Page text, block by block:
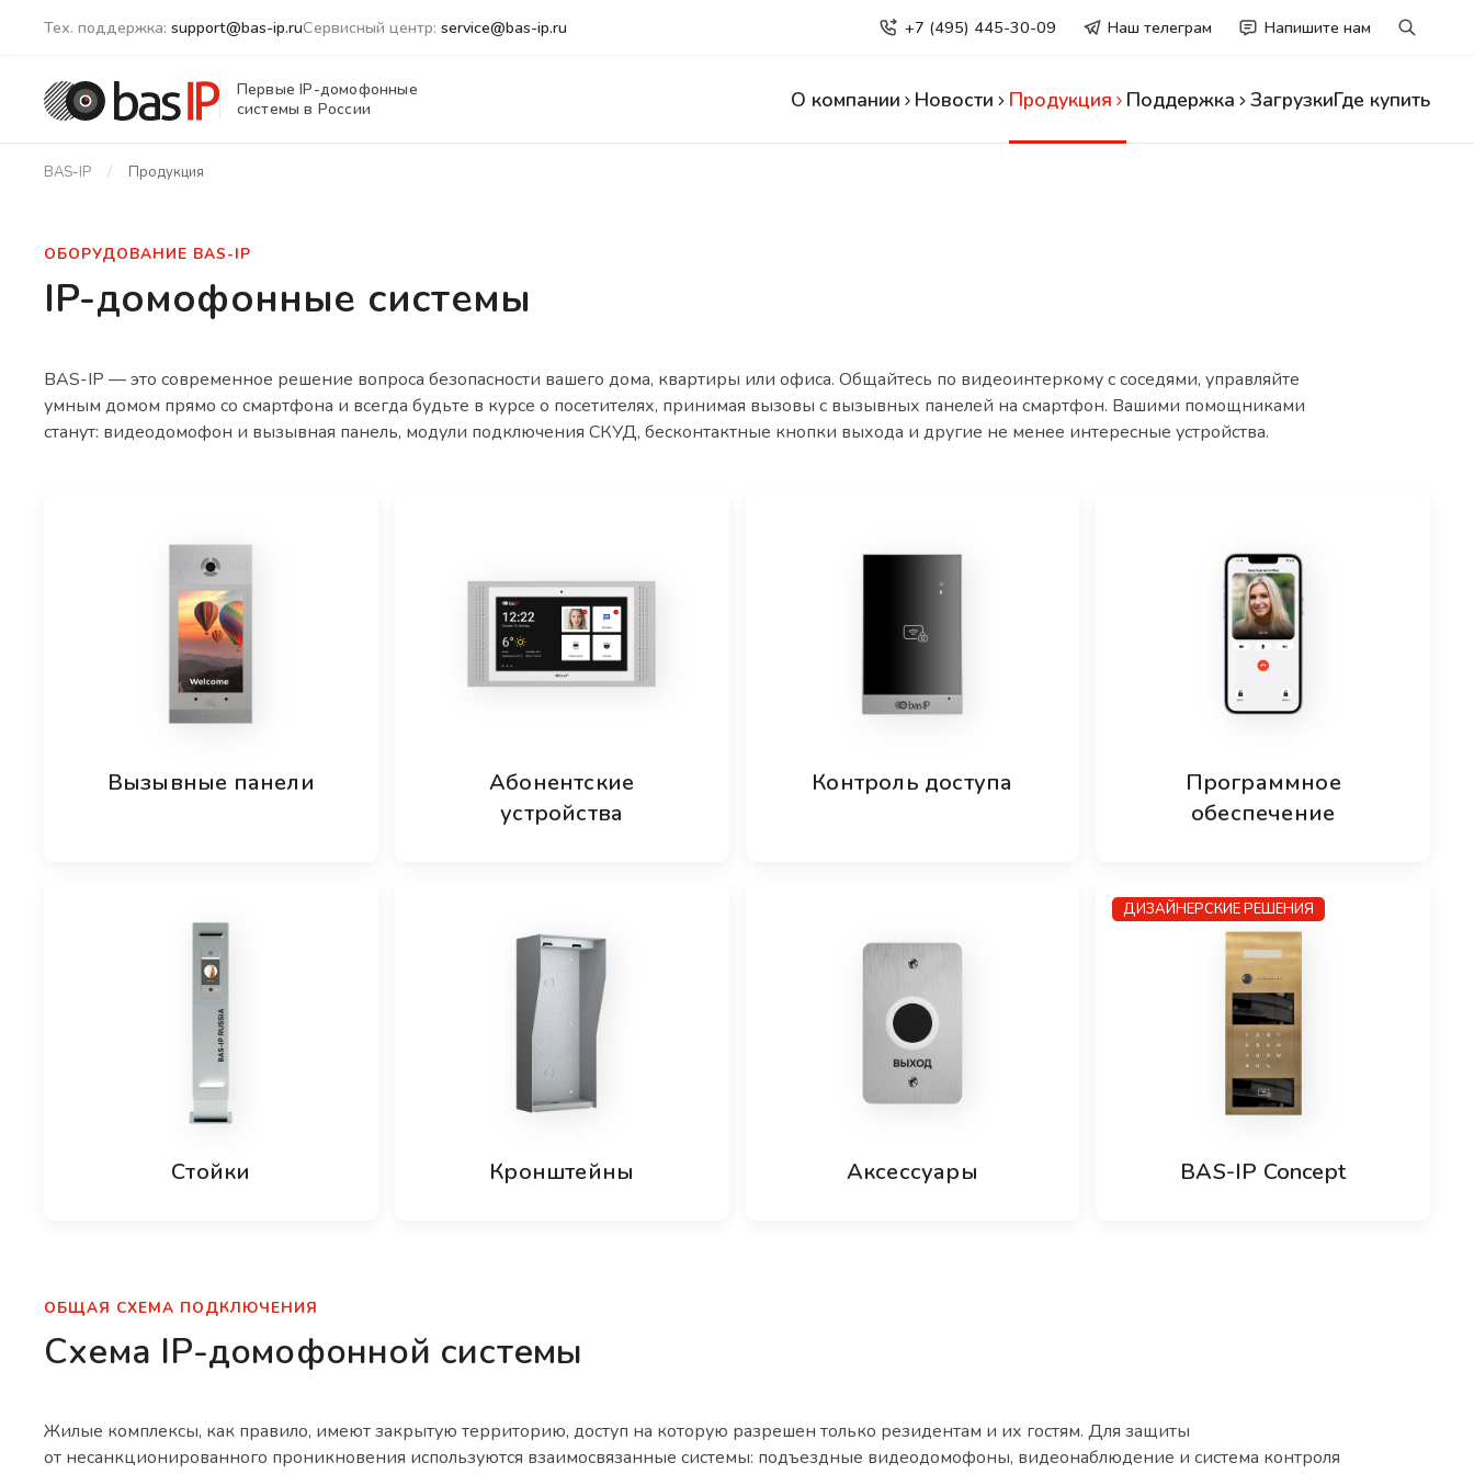
Тех. поддержка: support@bas-ip.ruСервисный центр: service@bas-ip.ru +7 (495) 445-30-09 Наш телеграм Напишите нам
Первые IP-домофонные
системы в России
О компании Новости Продукция Поддержка ЗагрузкиГде купить
BAS-IP Продукция
ОБОРУДОВАНИЕ BAS-IP
IP-домофонные системы
BAS-IP — это современное решение вопроса безопасности вашего дома, квартиры или офиса. Общайтесь по видеоинтеркому с соседями, управляйте
умным домом прямо со смартфона и всегда будьте в курсе о посетителях, принимая вызовы с вызывных панелей на смартфон. Вашими помощниками
станут: видеодомофон и вызывная панель, модули подключения СКУД, бесконтактные кнопки выхода и другие не менее интересные устройства.
Вызывные панели
Абонентские
устройства
Контроль доступа
Программное
обеспечение
Стойки Кронштейны Аксессуары
ДИЗАЙНЕРСКИЕ РЕШЕНИЯ
BAS-IP Concept
ОБЩАЯ СХЕМА ПОДКЛЮЧЕНИЯ
Схема IP-домофонной системы
Жилые комплексы, как правило, имеют закрытую территорию, доступ на которую разрешен только резидентам и их гостям. Для защиты
от несанкционированного проникновения используются взаимосвязанные системы: подъездные видеодомофоны, видеонаблюдение и система контроля